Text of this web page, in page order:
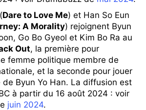
Dare to Love Me) et Han So Eun
A Morality) rejoignent Byun
Go Bo Gyeol et Kim Bo Ra au
Out, la première pour
femme politique membre de
et la seconde pour jouer
de Byun Yo Han. La diffusion est
à partir du 16 août 2024 : voir
juin 2024.